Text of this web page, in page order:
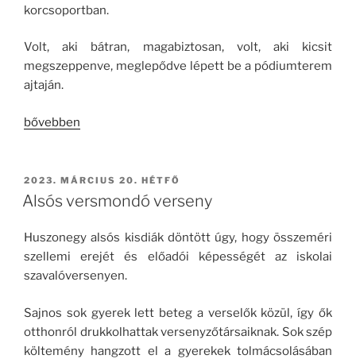
korcsoportban.
Volt, aki bátran, magabiztosan, volt, aki kicsit
megszeppenve, meglepődve lépett be a pódiumterem
ajtaján.
„Városi-
versmondó
verseny”
bővebben
BEKÜLDVE:
2023. MÁRCIUS 20. HÉTFŐ
Alsós versmondó verseny
Huszonegy alsós kisdiák döntött úgy, hogy összeméri
szellemi erejét és előadói képességét az iskolai
szavalóversenyen.
Sajnos sok gyerek lett beteg a verselők közül, így ők
otthonról drukkolhattak versenyzőtársaiknak. Sok szép
költemény hangzott el a gyerekek tolmácsolásában